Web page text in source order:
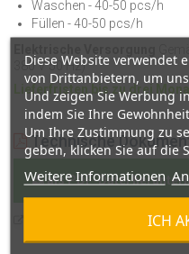
Waschen -40-50 pcs/h
Füllen -40-50 pcs/h
380 V 50 Hz)
Lieferfristen bis zu drei
Technische
als PDF-Datei
in einem neuen Tab öffnen
Diese Website verwendet
von Drittanbietern, um
Und zeigen Sie Werbung
indem Sie Ihre
Um Ihre Zustimmung zu
geben, klicken Sie auf die
Weitere Informationen
ICH